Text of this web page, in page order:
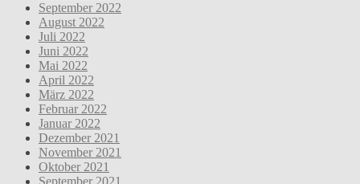
September 2022
August 2022
Juli 2022
Juni 2022
Mai 2022
April 2022
März 2022
Februar 2022
Januar 2022
Dezember 2021
November 2021
Oktober 2021